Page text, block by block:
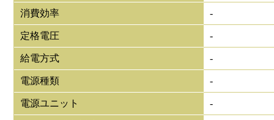
消費効率 -
定格電圧 -
給電方式 -
電源種類 -
電源ユニット -